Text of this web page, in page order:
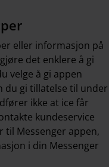
eller informasjon på
det enklere å gi
velge å gi appen
du gi tillatelse til under
ikke at ice får
kundeservice
til Messenger appen,
i din Messenger